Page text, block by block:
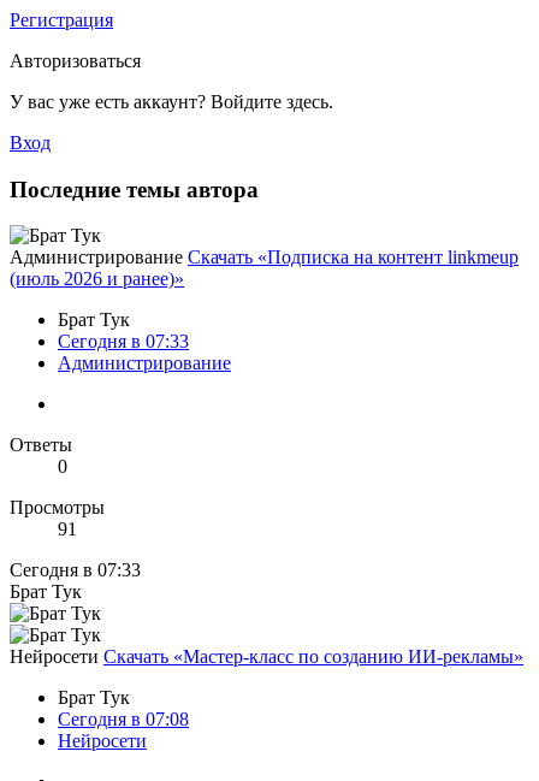
Регистрация
Авторизоваться
У вас уже есть аккаунт? Войдите здесь.
Вход
Последние темы автора
Администрирование Скачать «Подписка на контент linkmeup
(июль 2026 и ранее)»
Брат Тук
Сегодня в 07:33
Администрирование
Ответы
0
Просмотры
91
Сегодня в 07:33
Брат Тук
Нейросети Скачать «Мастер-класс по созданию ИИ-рекламы»
Брат Тук
Сегодня в 07:08
Нейросети